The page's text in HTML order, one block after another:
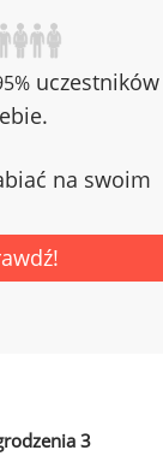
uczestników
na swoim
3